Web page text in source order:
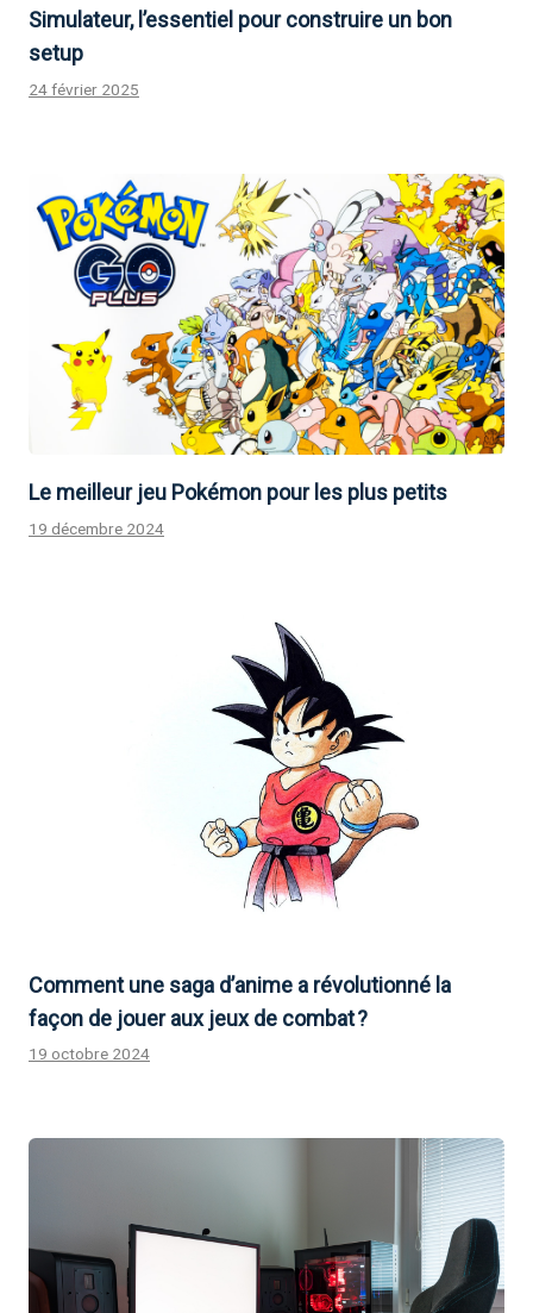
Simulateur, l’essentiel pour construire un bon
setup
24 février 2025
Le meilleur jeu Pokémon pour les plus petits
19 décembre 2024
Comment une saga d’anime a révolutionné la
façon de jouer aux jeux de combat ?
19 octobre 2024